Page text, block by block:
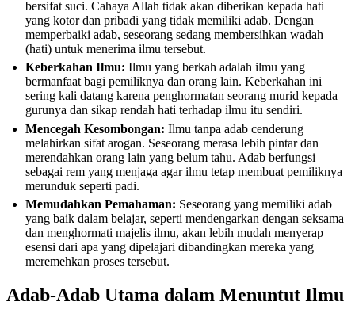
bersifat suci. Cahaya Allah tidak akan diberikan kepada hati
yang kotor dan pribadi yang tidak memiliki adab. Dengan
memperbaiki adab, seseorang sedang membersihkan wadah
(hati) untuk menerima ilmu tersebut.
Keberkahan Ilmu: Ilmu yang berkah adalah ilmu yang
bermanfaat bagi pemiliknya dan orang lain. Keberkahan ini
sering kali datang karena penghormatan seorang murid kepada
gurunya dan sikap rendah hati terhadap ilmu itu sendiri.
Mencegah Kesombongan: Ilmu tanpa adab cenderung
melahirkan sifat arogan. Seseorang merasa lebih pintar dan
merendahkan orang lain yang belum tahu. Adab berfungsi
sebagai rem yang menjaga agar ilmu tetap membuat pemiliknya
merunduk seperti padi.
Memudahkan Pemahaman: Seseorang yang memiliki adab
yang baik dalam belajar, seperti mendengarkan dengan seksama
dan menghormati majelis ilmu, akan lebih mudah menyerap
esensi dari apa yang dipelajari dibandingkan mereka yang
meremehkan proses tersebut.
Adab-Adab Utama dalam Menuntut Ilmu